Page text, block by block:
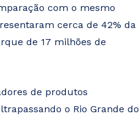
com o mesmo
cerca de 42% da
de 17 milhões de
de produtos
o Rio Grande do